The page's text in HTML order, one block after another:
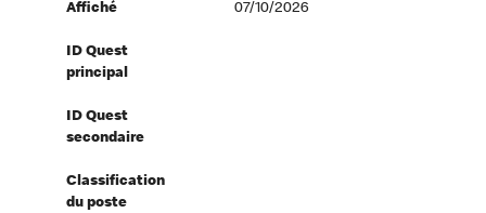
Affiché 07/10/2026
ID Quest
principal
ID Quest
secondaire
Classification
du poste